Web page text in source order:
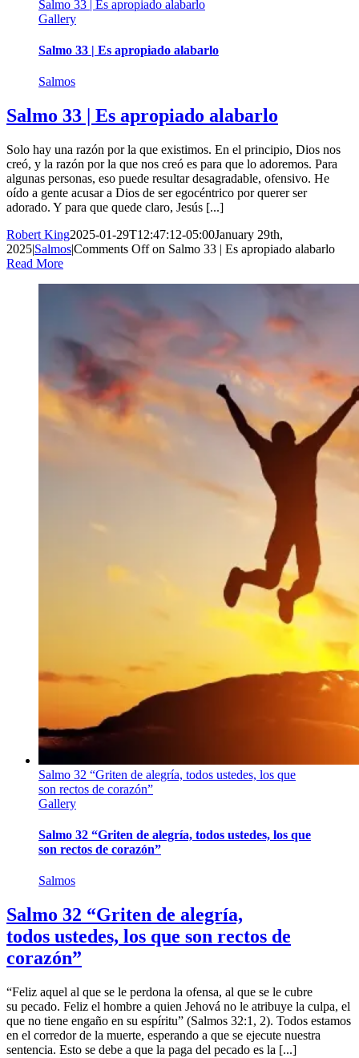
Salmo 33 | Es apropiado alabarlo
Gallery
Salmo 33 | Es apropiado alabarlo
Salmos
Salmo 33 | Es apropiado alabarlo
Solo hay una razón por la que existimos. En el principio, Dios nos
creó, y la razón por la que nos creó es para que lo adoremos. Para
algunas personas, eso puede resultar desagradable, ofensivo. He
oído a gente acusar a Dios de ser egocéntrico por querer ser
adorado. Y para que quede claro, Jesús [...]
Robert King2025-01-29T12:47:12-05:00January 29th,
2025|Salmos|Comments Offon Salmo 33 | Es apropiado alabarlo
Read More
Salmo 32 “Griten de alegría, todos ustedes, los que
son rectos de corazón”
Gallery
Salmo 32 “Griten de alegría, todos ustedes, los que
son rectos de corazón”
Salmos
Salmo 32 “Griten de alegría,
todos ustedes, los que son rectos de
corazón”
“Feliz aquel al que se le perdona la ofensa, al que se le cubre
su pecado. Feliz el hombre a quien Jehová no le atribuye la culpa, el
que no tiene engaño en su espíritu” (Salmos 32:1, 2). Todos estamos
en el corredor de la muerte, esperando a que se ejecute nuestra
sentencia. Esto se debe a que la paga del pecado es la [...]